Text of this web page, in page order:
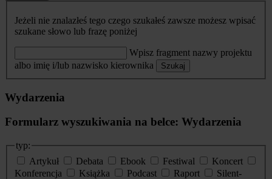
Jeżeli nie znalazłeś tego czego szukałeś zawsze możesz wpisać
szukane słowo lub frazę poniżej
Wpisz fragment nazwy projektu
albo imię i/lub nazwisko kierownika
Szukaj
Wydarzenia
Formularz wyszukiwania na belce: Wydarzenia
typ:
Artykuł
Debata Ebook Festiwal
Koncert
Konferencja
Książka Podcast Raport
Silent-